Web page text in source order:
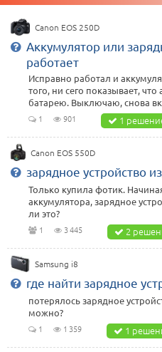
Canon EOS 250D
Аккумулятор или
работает
Исправно работал и
того, ни сего показывает,
батарею. Выключаю, снова
1 901 1
Canon EOS 550D
зарядное устройство
Только купила фотик.
аккумулятора, зарядное
ли это?
1 3 445 2
Samsung i8
где найти зарядное
потерялось зарядное
можно?
1 1 359 1